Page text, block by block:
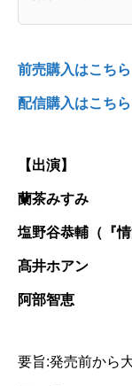
前売購入はこちら
配信購入はこちら
【出演】
蘭茶みすみ
塩野谷恭輔（『情
髙井ホアン
阿部智恵
要旨:発売前から